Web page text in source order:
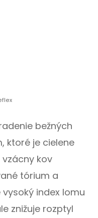
bežných
ktoré je cielene
kov
tórium a
index lomu
znižuje rozptyl